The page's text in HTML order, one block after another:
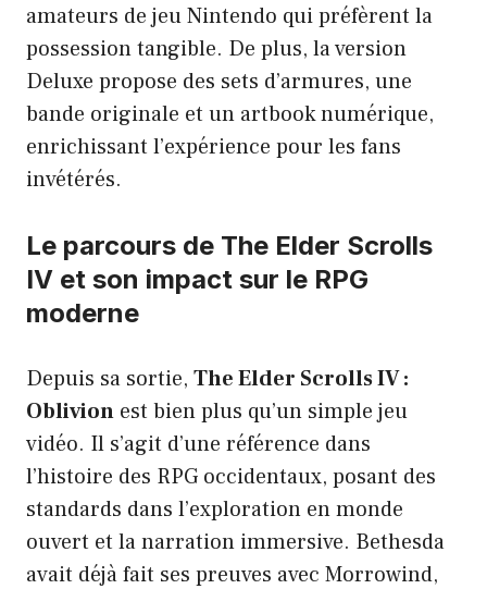
amateurs de jeu Nintendo qui préfèrent la
possession tangible. De plus, la version
Deluxe propose des sets d’armures, une
bande originale et un artbook numérique,
enrichissant l’expérience pour les fans
invétérés.
Le parcours de The Elder Scrolls
IV et son impact sur le RPG
moderne
Depuis sa sortie, The Elder Scrolls IV :
Oblivion est bien plus qu’un simple jeu
vidéo. Il s’agit d’une référence dans
l’histoire des RPG occidentaux, posant des
standards dans l’exploration en monde
ouvert et la narration immersive. Bethesda
avait déjà fait ses preuves avec Morrowind,